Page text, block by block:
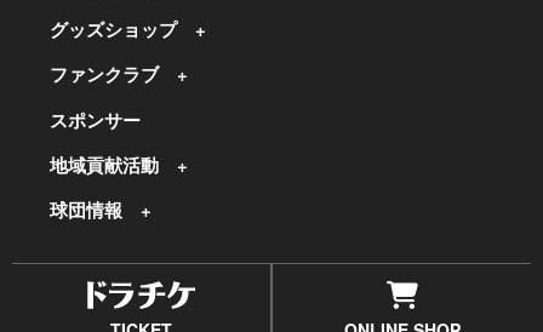
グッズショップ
ファンクラブ
スポンサー
地域貢献活動
球団情報